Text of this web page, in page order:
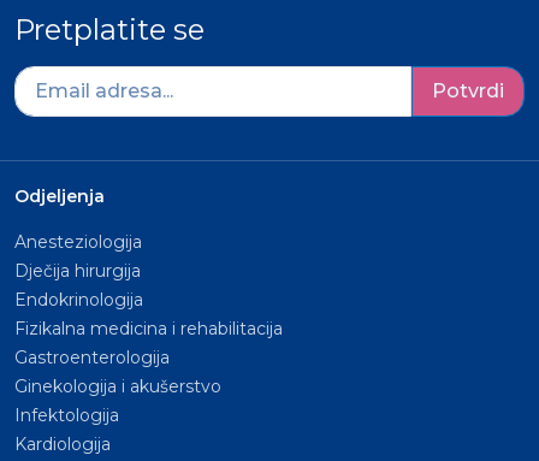
Pretplatite se
Potvrdi
Odjeljenja
Anesteziologija
Dječija hirurgija
Endokrinologija
Fizikalna medicina i rehabilitacija
Gastroenterologija
Ginekologija i akušerstvo
Infektologija
Kardiologija